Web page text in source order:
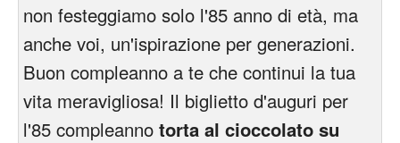
non festeggiamo solo l'85 anno di età, ma
anche voi, un'ispirazione per generazioni.
Buon compleanno a te che continui la tua
vita meravigliosa! Il biglietto d'auguri per
l'85 compleanno torta al cioccolato su